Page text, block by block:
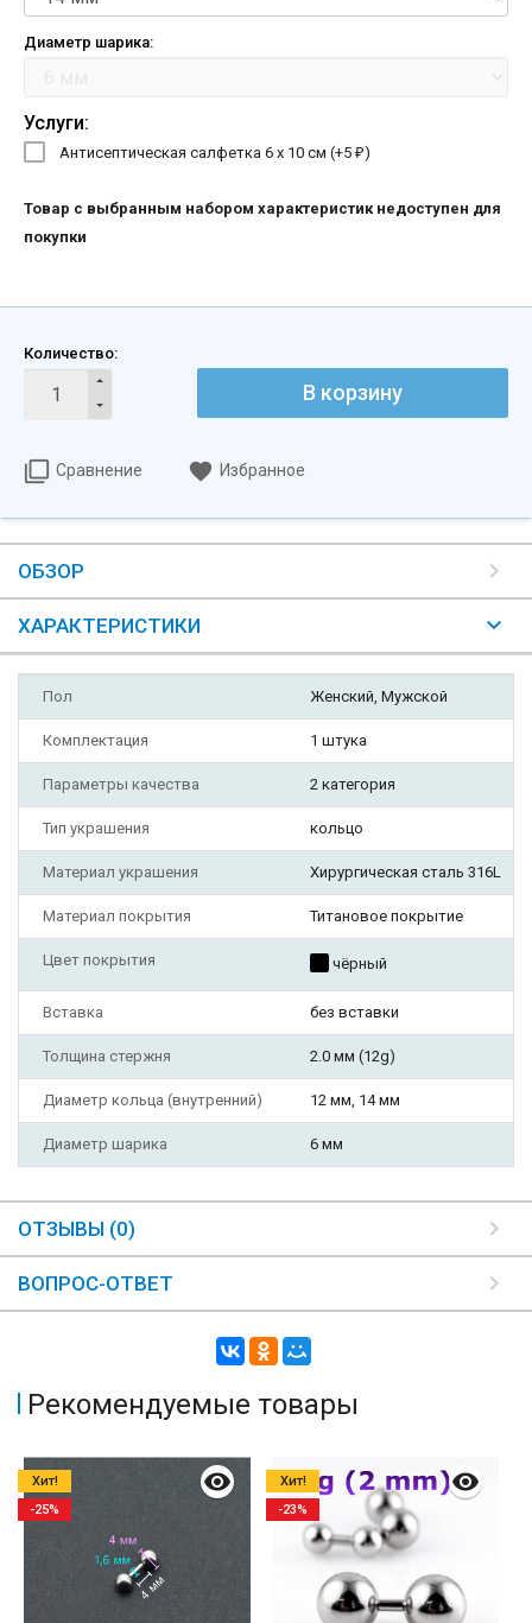
Диаметр шарика:
Услуги:
Антисептическая салфетка 6 х 10 см (+5 ₽)
Товар с выбранным набором характеристик недоступен для
покупки
Количество:
В корзину
Сравнение Избранное
ОБЗОР
ХАРАКТЕРИСТИКИ
Пол Женский, Мужской
Комплектация 1 штука
Параметры качества 2 категория
Тип украшения кольцо
Материал украшения Хирургическая сталь 316L
Материал покрытия Титановое покрытие
Цвет покрытия чёрный
Вставка без вставки
Толщина стержня 2.0 мм (12g)
Диаметр кольца (внутренний) 12 мм, 14 мм
Диаметр шарика 6 мм
ОТЗЫВЫ (0)
ВОПРОС-ОТВЕТ
Рекомендуемые товары
Хит!
-25%
Хит!
-23%